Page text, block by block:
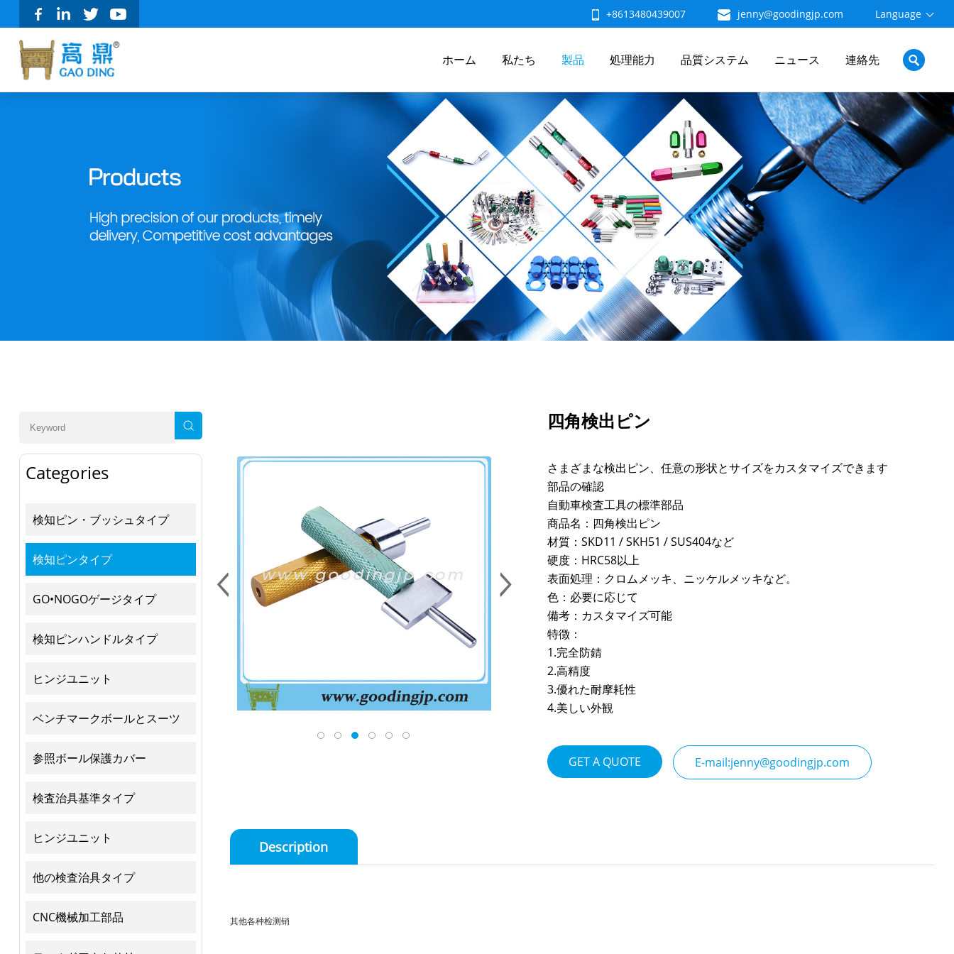
+8613480439007 jenny@goodingjp.com Language
ホーム 私たち 製品 処理能力 品質システム ニュース 連絡先
Categories
検知ピン・ブッシュタイプ
検知ピンタイプ
GO•NOGOゲージタイプ
検知ピンハンドルタイプ
ヒンジユニット
ベンチマークボールとスーツ
参照ボール保護カバー
検査治具基準タイプ
ヒンジユニット
他の検査治具タイプ
CNC機械加工部品
四角検出ピン
さまざまな検出ピン、任意の形状とサイズをカスタマイズできます
部品の確認
自動車検査工具の標準部品
商品名：四角検出ピン
材質：SKD11 / SKH51 / SUS404など
硬度：HRC58以上
表面処理：クロムメッキ、ニッケルメッキなど。
色：必要に応じて
備考：カスタマイズ可能
特徴：
1.完全防錆
2.高精度
3.優れた耐摩耗性
4.美しい外観
GET A QUOTE E-mail:jenny@goodingjp.com
Description
其他各种检测销